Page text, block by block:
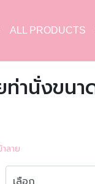
ALL PRODUCTS
ท่านั่งขน
าลาย